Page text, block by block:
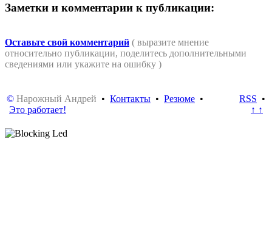
Заметки и комментарии к публикации:
Оставьте свой комментарий ( выразите мнение
относительно публикации, поделитесь дополнительными
сведениями или укажите на ошибку )
© Нарожный Андрей • Контакты • Резюме •
Это работает!
RSS •
↑ ↑